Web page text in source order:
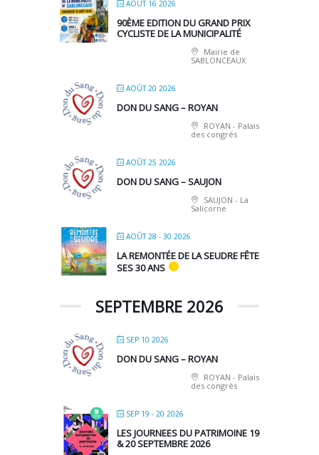
AOÛT 16 2026
90ÈME EDITION DU GRAND PRIX
CYCLISTE DE LA MUNICIPALITÉ
Mairie de
SABLONCEAUX
AOÛT 20 2026
DON DU SANG – ROYAN
ROYAN - Palais
des congrès
AOÛT 25 2026
DON DU SANG – SAUJON
SAUJON - La
Salicorne
AOÛT 28 - 30 2026
LA REMONTÉE DE LA SEUDRE FÊTE
SES 30 ANS
SEPTEMBRE 2026
SEP 10 2026
DON DU SANG – ROYAN
ROYAN - Palais
des congrès
SEP 19 - 20 2026
LES JOURNEES DU PATRIMOINE 19
& 20 SEPTEMBRE 2026